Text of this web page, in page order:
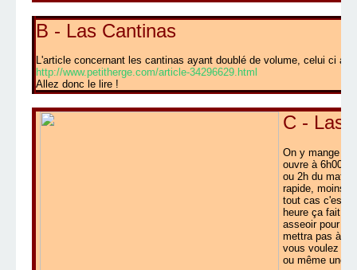
B - Las Cantinas
L'article concernant les cantinas ayant doublé de volume, celui ci a
http://www.petitherge.com/article-34296629.html
Allez donc le lire !
C - Las
On y mange
ouvre à 6h00
ou 2h du mat.
rapide, moins
tout cas c'est
heure ça fait
asseoir pour
mettra pas à la
vous voulez un
ou même une